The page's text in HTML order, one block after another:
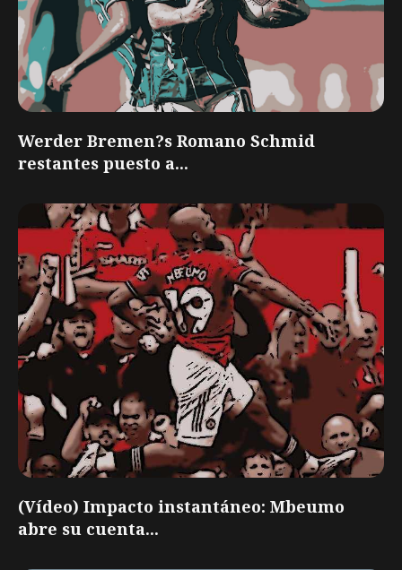
Werder Bremen?s Romano Schmid
restantes puesto a...
(Vídeo) Impacto instantáneo: Mbeumo
abre su cuenta...